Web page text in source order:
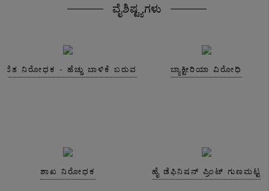
ವೈಶಿಷ್ಟ್ಯಗಳು
ನಿರೋಧಕ - ಹೆಚ್ಚು ಬಾಳಿಕೆ ಬರುವ ಬ್ಯಾಕ್ಟೀರಿಯಾ ವಿರೋಧಿ
ಶಾಖ ನಿರೋಧಕ ಹೈ ಡೆಫಿನಿಷನ್ ಪ್ರಿಂಟ್ ಗುಣಮಟ್ಟ